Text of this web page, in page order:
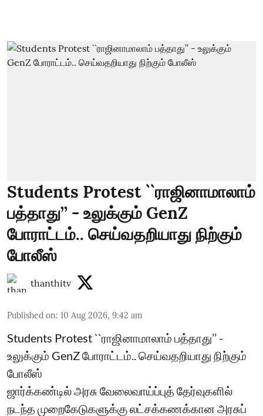
Students Protest ``ராஜினாமாலாம்
பத்தாது’’ - உலுக்கும் GenZ
போராட்டம்.. செய்வதறியாது நிற்கும்
போலீஸ்
thanthitv
Published on: 10 Aug 2026, 9:42 am
Students Protest ``ராஜினாமாலாம் பத்தாது’’ -
உலுக்கும் GenZ போராட்டம்.. செய்வதறியாது நிற்கும்
போலீஸ்
ஜார்க்கண்டில் அரசு வேலைவாய்ப்புத் தேர்வுகளில்
நடந்த முறைகேடுகளுக்கு லட்சக்கணக்கான அரசுப்